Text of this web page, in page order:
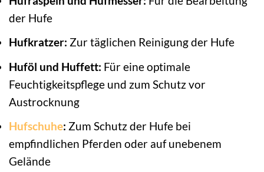
der Hufe
Hufkratzer: Zur täglichen Reinigung der Hufe
Huföl und Huffett: Für eine optimale
Feuchtigkeitspflege und zum Schutz vor
Austrocknung
Hufschuhe: Zum Schutz der Hufe bei
empfindlichen Pferden oder auf unebenem
Gelände